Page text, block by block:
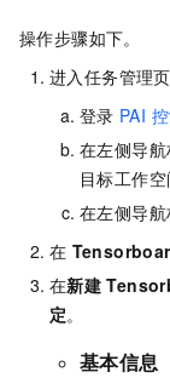
操作步骤如下。
进入任务管理页
登录 PAI
在左侧导
目标工作
在左侧导
在
在新建
定。
基本信息